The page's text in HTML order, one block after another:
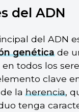
del ADN
del ADN
genética de
todos los
clave
de laherencia,
tenga